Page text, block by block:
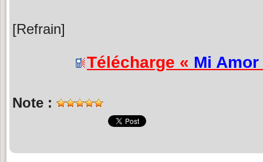
[Refrain]
Télécharge « Mi Amor
Note :